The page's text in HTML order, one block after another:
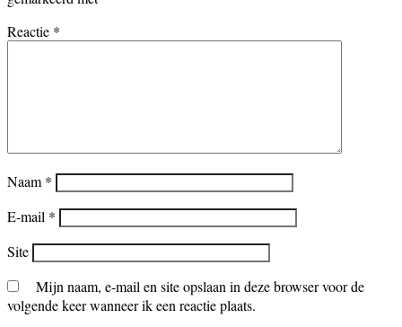
Reactie *
Naam *
E-mail *
Site
Mijn naam, e-mail en site opslaan in deze browser voor de
volgende keer wanneer ik een reactie plaats.